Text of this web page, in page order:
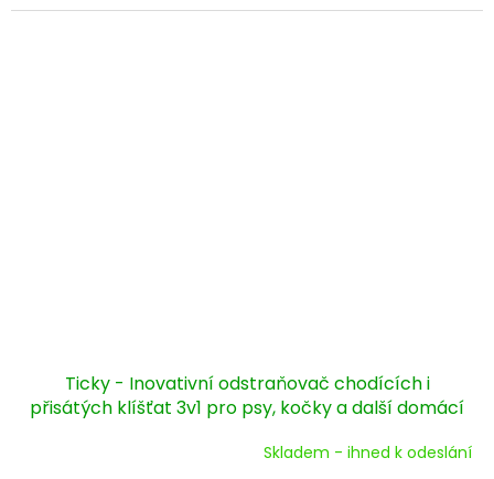
Ticky - Inovativní odstraňovač chodících i
přisátých klíšťat 3v1 pro psy, kočky a další domácí
Skladem - ihned k odeslání